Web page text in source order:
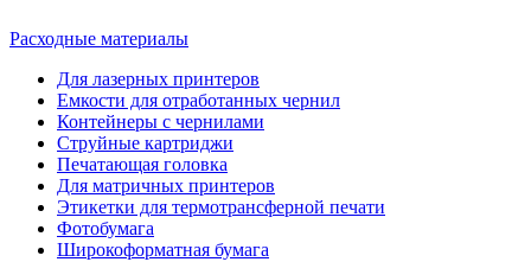
Расходные материалы
Для лазерных принтеров
Емкости для отработанных чернил
Контейнеры с чернилами
Струйные картриджи
Печатающая головка
Для матричных принтеров
Этикетки для термотрансферной печати
Фотобумага
Широкоформатная бумага